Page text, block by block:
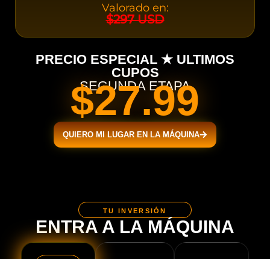
Valorado en:
$297 USD
PRECIO ESPECIAL ★ ULTIMOS
CUPOS
SEGUNDA ETAPA
$27.99
QUIERO MI LUGAR EN LA MÁQUINA
TU INVERSIÓN
ENTRA A LA MÁQUINA